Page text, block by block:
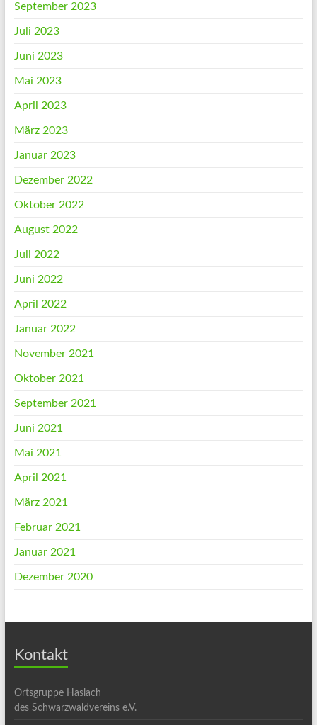
September 2023
Juli 2023
Juni 2023
Mai 2023
April 2023
März 2023
Januar 2023
Dezember 2022
Oktober 2022
August 2022
Juli 2022
Juni 2022
April 2022
Januar 2022
November 2021
Oktober 2021
September 2021
Juni 2021
Mai 2021
April 2021
März 2021
Februar 2021
Januar 2021
Dezember 2020
Kontakt
Ortsgruppe Haslach
des Schwarzwaldvereins e.V.